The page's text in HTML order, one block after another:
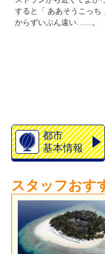
すると「 ああそうこっち
からずいぶん遠い……。
都市
基本情報
スタッフおす